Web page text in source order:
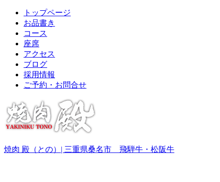
トップページ
お品書き
コース
座席
アクセス
ブログ
採用情報
ご予約・お問合せ
焼肉 殿（との）| 三重県桑名市 飛騨牛・松阪牛